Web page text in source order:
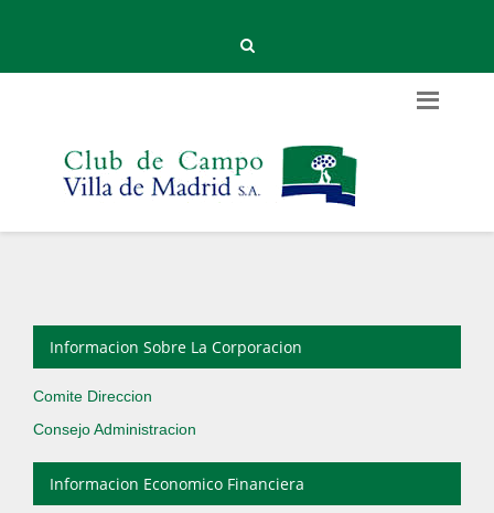
Informacion Sobre La Corporacion
Comite Direccion
Consejo Administracion
Informacion Economico Financiera